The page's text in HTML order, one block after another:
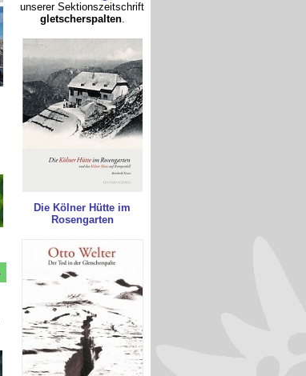
unserer Sektionszeitschrift
gletscherspalten.
Die Kölner Hütte im
Rosengarten